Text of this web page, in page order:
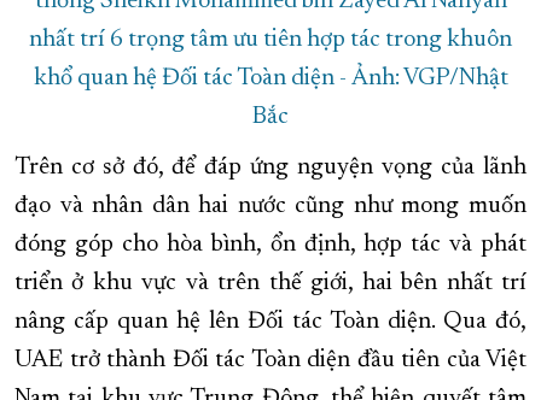
nhất trí 6 trọng tâm ưu tiên hợp tác trong khuôn
khổ quan hệ Đối tác Toàn diện - Ảnh: VGP/Nhật
Bắc
Trên cơ sở đó, để đáp ứng nguyện vọng của lãnh
đạo và nhân dân hai nước cũng như mong muốn
đóng góp cho hòa bình, ổn định, hợp tác và phát
triển ở khu vực và trên thế giới, hai bên nhất trí
nâng cấp quan hệ lên Đối tác Toàn diện. Qua đó,
UAE trở thành Đối tác Toàn diện đầu tiên của Việt